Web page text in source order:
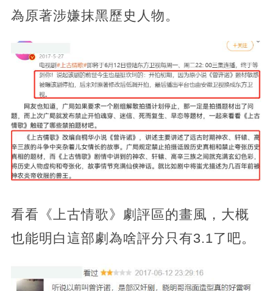
為原著涉嫌抹黑歷史人物。
看看《上古情歌》劇評區的畫風，大概
也能明白這部劇為啥評分只有3.1了吧。